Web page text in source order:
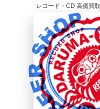
レコード・CD 高価買
レコード高価買取は
HOME